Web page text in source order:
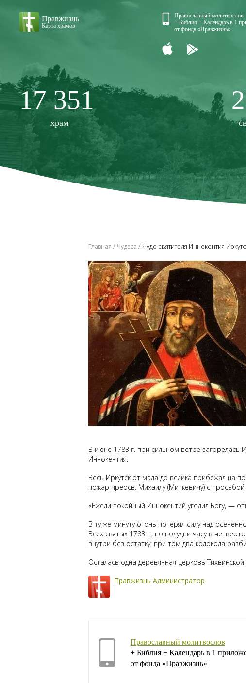
Правжизнь
Карта храмов
Православный молитвослов
+ Библия + Календарь в 1
от фонда «Правжизнь»
17 351
храм
Главная Чудеса Чудо святителя Иннокентия
В июне 1783 г. при сильном ветре загорелась
Иннокентия.
Весь Иркутск от мала до велика прибежал на
пожар преосв. Михаилу (Миткевичу) с
«Ежели покойный Иннокентий угодил Богу, —
В ту же минуту огонь потерял силу над
Всех святых 1783 г., по полудни часу в
внутри без остатку; при том два колокола
Осталась одна деревянная церковь
Правжизнь Администратор
Православный молитвослов
+ Библия + Календарь в 1
от фонда «Правжизнь»